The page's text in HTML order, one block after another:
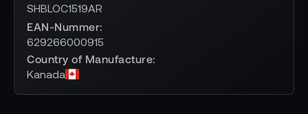
SHBLOC1519AR
EAN-Nummer
629266000915
Country of Manufacture
Kanada